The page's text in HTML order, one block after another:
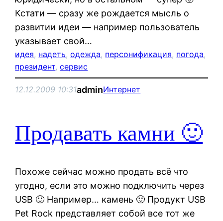
Кстати — сразу же рождается мысль о
развитии идеи — например пользователь
указывает свой…
идея, надеть, одежда, персонификация, погода
президент, сервис
12.12.2009 10:31adminИнтернет
Продавать камни 🙂
Похоже сейчас можно продать всё что
угодно, если это можно подключить через
USB 🙂 Например… камень 🙂 Продукт USB
Pet Rock представляет собой все тот же